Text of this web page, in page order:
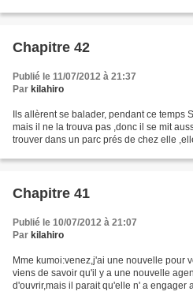
Chapitre 42
Publié le 11/07/2012 à 21:37
Par kilahiro
Ils allèrent se balader, pendant ce temps
mais il ne la trouva pas ,donc il se mit
trouver dans un parc prés de chez elle
Chapitre 41
Publié le 10/07/2012 à 21:07
Par kilahiro
Mme kumoi:venez,j'ai une nouvelle pour
viens de savoir qu'il y a une nouvelle
d'ouvrir,mais il parait qu'elle n' a engager